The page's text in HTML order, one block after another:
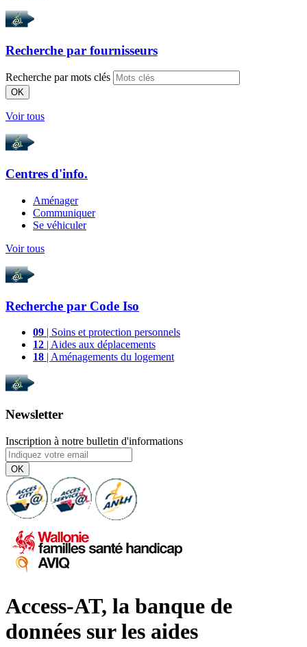
Recherche par fournisseurs
Recherche par mots clés
OK
Voir tous
Centres d'info.
Aménager
Communiquer
Se véhiculer
Voir tous
Recherche par Code Iso
09 | Soins et protection personnels
12 | Aides aux déplacements
18 | Aménagements du logement
Newsletter
Inscription à notre bulletin d'informations
OK
Access-AT, la banque de
données sur les aides